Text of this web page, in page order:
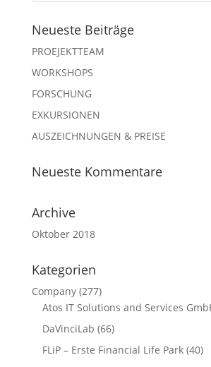
Neueste Beiträge
PROEJEKTTEAM
WORKSHOPS
FORSCHUNG
EXKURSIONEN
AUSZEICHNUNGEN & PREISE
Neueste Kommentare
Archive
Oktober 2018
Kategorien
Company(277)
Atos IT Solutions and Services
DaVinciLab (66)
FLiP – Erste Financial Life Park(40)